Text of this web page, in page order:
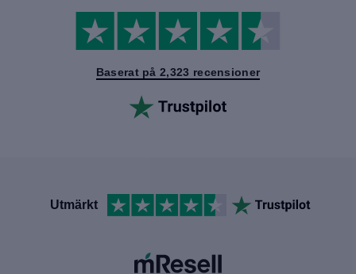
Baserat på 2,323 recensioner
Utmärkt